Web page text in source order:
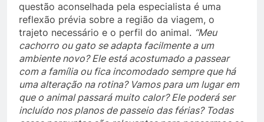
questão aconselhada pela especialista é uma
reflexão prévia sobre a região da viagem, o
trajeto necessário e o perfil do animal. “Meu
cachorro ou gato se adapta facilmente a um
ambiente novo? Ele está acostumado a passear
com a família ou fica incomodado sempre que há
uma alteração na rotina? Vamos para um lugar em
que o animal passará muito calor? Ele poderá ser
incluído nos planos de passeio das férias? Todas